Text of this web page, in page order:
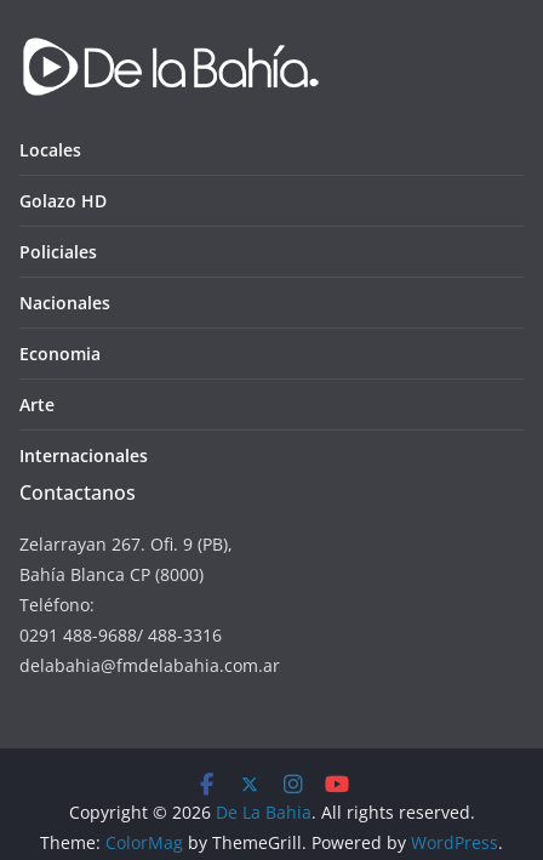
Locales
Golazo HD
Policiales
Nacionales
Economia
Arte
Internacionales
Contactanos
Zelarrayan 267. Ofi. 9 (PB),
Bahía Blanca CP (8000)
Teléfono:
0291 488-9688/ 488-3316
delabahia@fmdelabahia.com.ar
Copyright © 2026 De La Bahia. All rights reserved.
Theme: ColorMag by ThemeGrill. Powered by WordPress.